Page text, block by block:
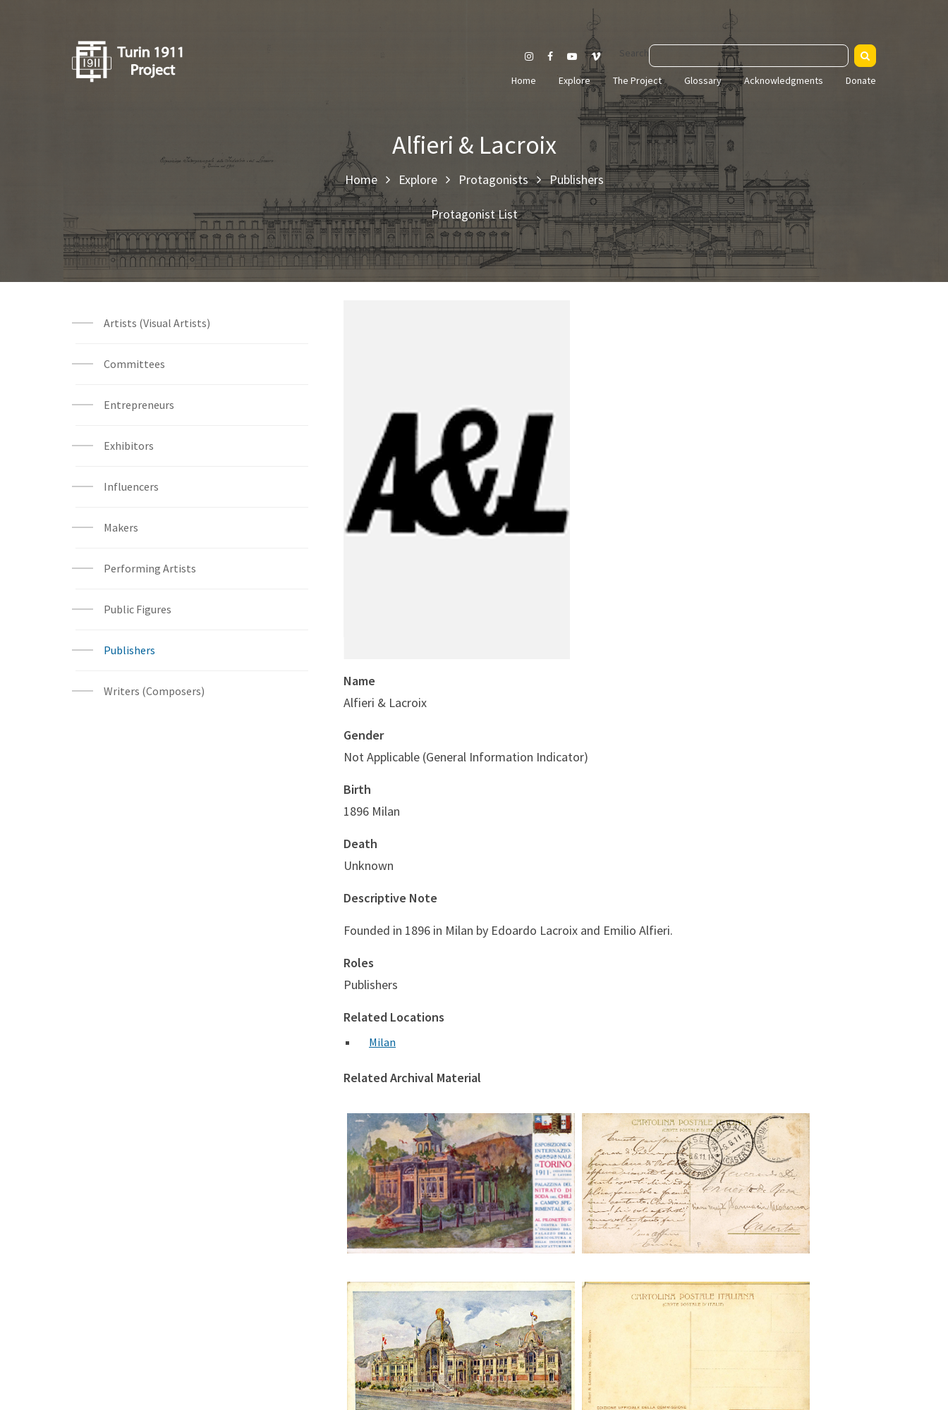
Search
Home Explore The Project Glossary Acknowledgments Donate
Alfieri & Lacroix
Home Explore Protagonists Publishers
Protagonist List
Artists (Visual Artists)
Committees
Entrepreneurs
Exhibitors
Influencers
Makers
Performing Artists
Public Figures
Publishers
Writers (Composers)
Name
Alfieri & Lacroix
Gender
Not Applicable (General Information Indicator)
Birth
1896 Milan
Death
Unknown
Descriptive Note
Founded in 1896 in Milan by Edoardo Lacroix and Emilio Alfieri.
Roles
Publishers
Related Locations
Milan
Related Archival Material
Palazzina del nitrato di soda del Chilì e
campo sperimentale
Palazzina del nitrato di soda del Chilì e
campo sperimentale
Il Palazzo dell'America Latina
all'Esposizione di Torino 1911
Il Palazzo dell'America Latina
all'Esposizione di Torino 1911